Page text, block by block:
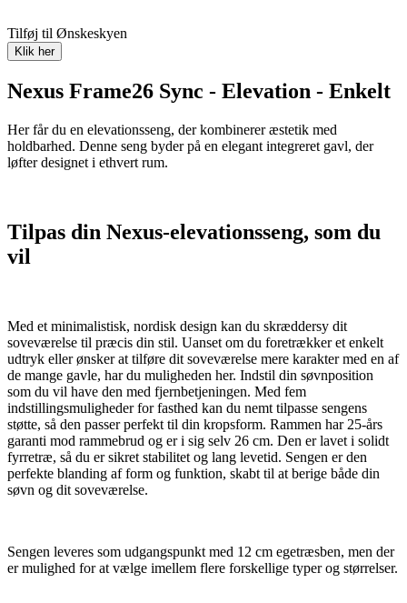
Tilføj til Ønskeskyen
Klik her
Nexus Frame26 Sync - Elevation - Enkelt
Her får du en elevationsseng, der kombinerer æstetik med
holdbarhed. Denne seng byder på en elegant integreret gavl, der
løfter designet i ethvert rum.
Tilpas din Nexus-elevationsseng, som du
vil
Med et minimalistisk, nordisk design kan du skræddersy dit
soveværelse til præcis din stil. Uanset om du foretrækker et enkelt
udtryk eller ønsker at tilføre dit soveværelse mere karakter med en af
de mange gavle, har du muligheden her. Indstil din søvnposition
som du vil have den med fjernbetjeningen. Med fem
indstillingsmuligheder for fasthed kan du nemt tilpasse sengens
støtte, så den passer perfekt til din kropsform. Rammen har 25-års
garanti mod rammebrud og er i sig selv 26 cm. Den er lavet i solidt
fyrretræ, så du er sikret stabilitet og lang levetid. Sengen er den
perfekte blanding af form og funktion, skabt til at berige både din
søvn og dit soveværelse.
Sengen leveres som udgangspunkt med 12 cm egetræsben, men der
er mulighed for at vælge imellem flere forskellige typer og størrelser.